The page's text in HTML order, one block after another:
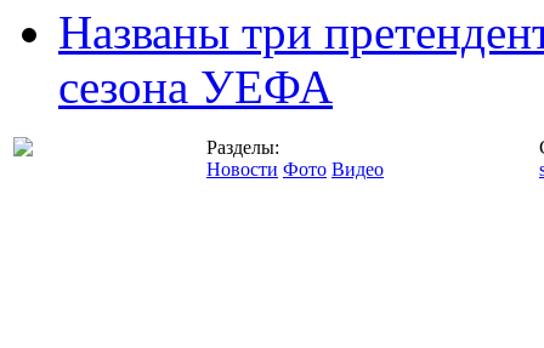
Названы три
сезона УЕФА
Разделы:
Новости Фото Видео